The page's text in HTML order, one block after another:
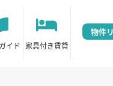
イド 家具付き賃貸
物件